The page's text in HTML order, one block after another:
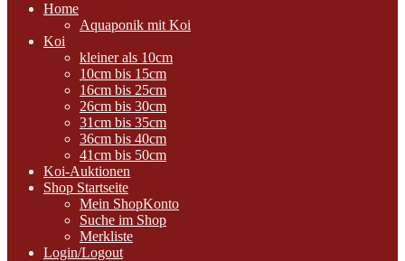
Home
Aquaponik mit Koi
Koi
kleiner als 10cm
10cm bis 15cm
16cm bis 25cm
26cm bis 30cm
31cm bis 35cm
36cm bis 40cm
41cm bis 50cm
Koi-Auktionen
Shop Startseite
Mein ShopKonto
Suche im Shop
Merkliste
Login/Logout